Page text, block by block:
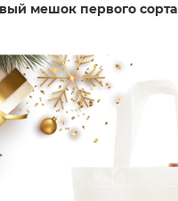
мешок первого сорта